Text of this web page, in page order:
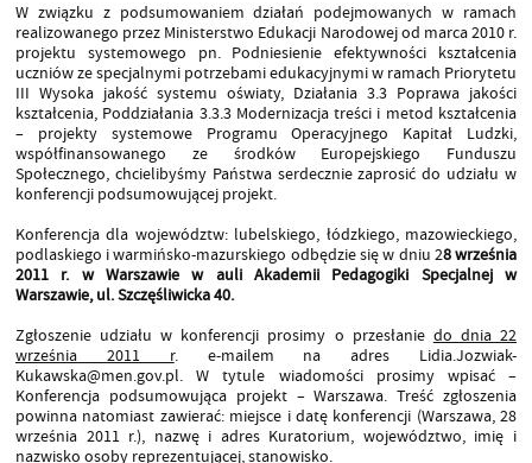
W związku z podsumowaniem działań podejmowanych w ramach
realizowanego przez Ministerstwo Edukacji Narodowej od marca 2010 r.
projektu systemowego pn. Podniesienie efektywności kształcenia
uczniów ze specjalnymi potrzebami edukacyjnymi w ramach Priorytetu
III Wysoka jakość systemu oświaty, Działania 3.3 Poprawa jakości
kształcenia, Poddziałania 3.3.3 Modernizacja treści i metod kształcenia
– projekty systemowe Programu Operacyjnego Kapitał Ludzki,
współfinansowanego ze środków Europejskiego Funduszu
Społecznego, chcielibyśmy Państwa serdecznie zaprosić do udziału w
konferencji podsumowującej projekt.
Konferencja dla województw: lubelskiego, łódzkiego, mazowieckiego,
podlaskiego i warmińsko-mazurskiego odbędzie się w dniu 28 września
2011 r. w Warszawie w auli Akademii Pedagogiki Specjalnej w
Warszawie, ul. Szczęśliwicka 40.
Zgłoszenie udziału w konferencji prosimy o przesłanie do dnia 22
września 2011 r. e-mailem na adres Lidia.Jozwiak-
Kukawska@men.gov.pl. W tytule wiadomości prosimy wpisać –
Konferencja podsumowująca projekt – Warszawa. Treść zgłoszenia
powinna natomiast zawierać: miejsce i datę konferencji (Warszawa, 28
września 2011 r.), nazwę i adres Kuratorium, województwo, imię i
nazwisko osoby reprezentującej, stanowisko.